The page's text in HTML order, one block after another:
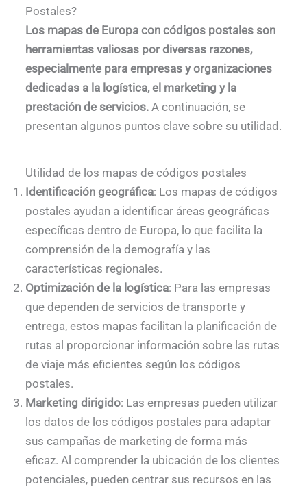
Postales?
Los mapas de Europa con códigos postales son
herramientas valiosas por diversas razones,
especialmente para empresas y organizaciones
dedicadas a la logística, el marketing y la
prestación de servicios. A continuación, se
presentan algunos puntos clave sobre su utilidad.
Utilidad de los mapas de códigos postales
Identificación geográfica: Los mapas de códigos
postales ayudan a identificar áreas geográficas
específicas dentro de Europa, lo que facilita la
comprensión de la demografía y las
características regionales.
Optimización de la logística: Para las empresas
que dependen de servicios de transporte y
entrega, estos mapas facilitan la planificación de
rutas al proporcionar información sobre las rutas
de viaje más eficientes según los códigos
postales.
Marketing dirigido: Las empresas pueden utilizar
los datos de los códigos postales para adaptar
sus campañas de marketing de forma más
eficaz. Al comprender la ubicación de los clientes
potenciales, pueden centrar sus recursos en las